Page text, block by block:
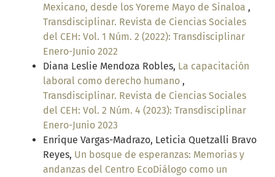
Mexicano, desde los Yoreme Mayo de Sinaloa ,
Transdisciplinar. Revista de Ciencias Sociales
del CEH: Vol. 1 Núm. 2 (2022): Transdisciplinar
Enero-Junio 2022
Diana Leslie Mendoza Robles, La capacitación
laboral como derecho humano ,
Transdisciplinar. Revista de Ciencias Sociales
del CEH: Vol. 2 Núm. 4 (2023): Transdisciplinar
Enero-Junio 2023
Enrique Vargas-Madrazo, Leticia Quetzalli Bravo
Reyes, Un bosque de esperanzas: Memorias y
andanzas del Centro EcoDiálogo como un